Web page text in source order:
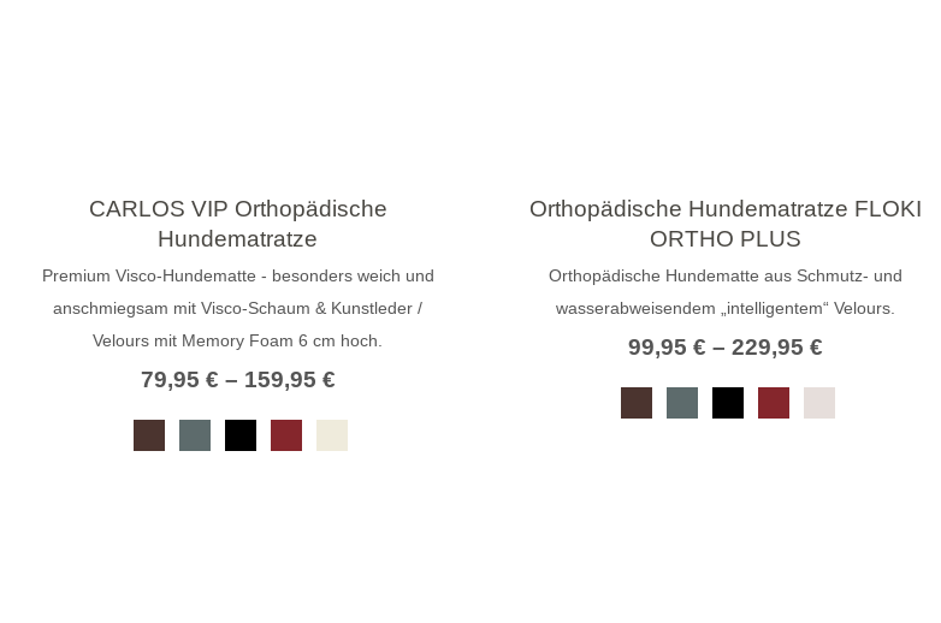
CARLOS VIP Orthopädische
Hundematratze
Premium Visco-Hundematte - besonders weich und
anschmiegsam mit Visco-Schaum & Kunstleder /
Velours mit Memory Foam 6 cm hoch.
79,95 € – 159,95 €
Orthopädische Hundematratze FLOKI
ORTHO PLUS
Orthopädische Hundematte aus Schmutz- und
wasserabweisendem „intelligentem“ Velours.
99,95 € – 229,95 €